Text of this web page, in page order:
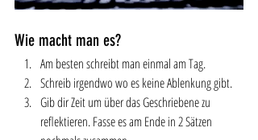
Wie macht man es?
Am besten schreibt man einmal am Tag.
Schreib irgendwo wo es keine Ablenkung gibt.
Gib dir Zeit um über das Geschriebene zu
reflektieren. Fasse es am Ende in 2 Sätzen